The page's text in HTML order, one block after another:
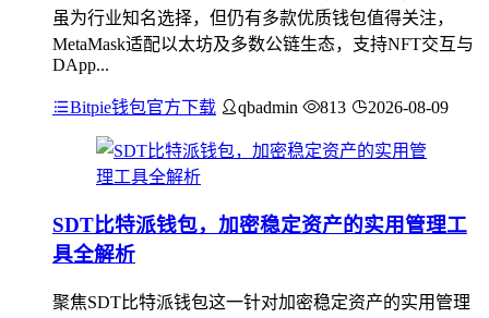
虽为行业知名选择，但仍有多款优质钱包值得关注，
MetaMask适配以太坊及多数公链生态，支持NFT交互与
DApp...
Bitpie钱包官方下载 qbadmin 813 2026-08-09
SDT比特派钱包，加密稳定资产的实用管理工
具全解析
聚焦SDT比特派钱包这一针对加密稳定资产的实用管理